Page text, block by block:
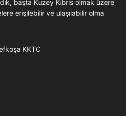
başta Kuzey Kıbrıs olmak üzere
erişilebilir ve ulaşılabilir olma
KKTC